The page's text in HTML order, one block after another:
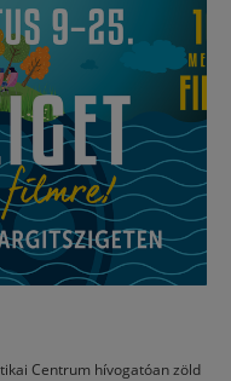
Centrum hívogatóan zöld